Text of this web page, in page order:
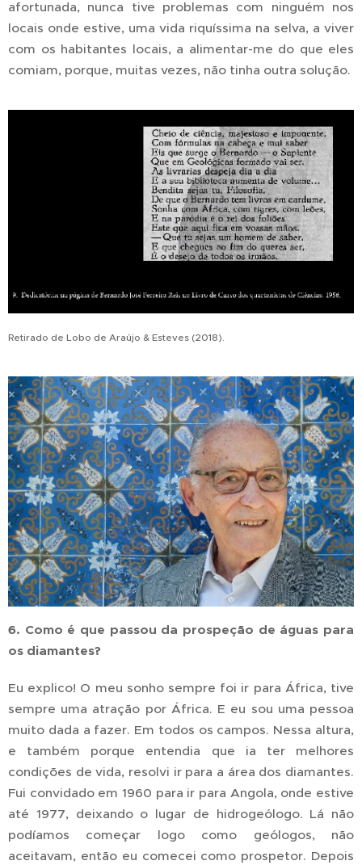
afortunada, nunca tive problemas com ninguém nos
locais onde estive, uma vida riquíssima na selva, a viver
com os habitantes locais, a alimentar-me do que eles
comiam, porque, muitas vezes, não tinha outra solução.
Retirado de Lobo de Araújo & Esteves (2018).
6. Como é que passou da prospeção de águas para
os diamantes?
Eu explico! O meu sonho sempre foi ir para África, tive
sempre uma atração por África. E eu sou uma pessoa
muito dada a fazer. Em todos os campos. Nessa altura,
e também porque entendia que ia ter melhores
condições de vida, resolvi ir para a área dos diamantes.
Fui convidado em 1960 para ir para Angola, onde estive
até 1977, deixando o lugar de hidrogeólogo. Lá não
podíamos começar logo como geólogos, não
aceitavam, então eu comecei como prospetor. Depois